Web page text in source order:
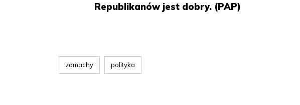
Republikanów jest dobry. (PAP)
zamachy polityka